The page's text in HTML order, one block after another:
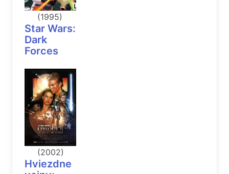
(1995)
Star Wars:
Dark
Forces
(2002)
Hviezdne